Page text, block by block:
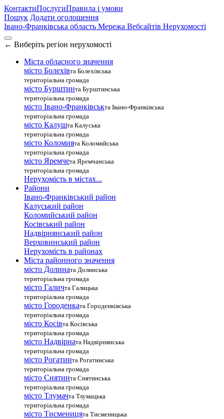
КонтактиПослугиПравила і умови
Пошук Додати оголошення
Івано-Франківська область Мережа Вебсайтів Нерухомості
← Виберіть регіон нерухомості
Міста обласного значення
місто Болехівта Болехівська
територіальна громада
місто Бурштинта Бурштинська
територіальна громада
місто Івано-Франківськта Івано-Франківська
територіальна громада
місто Калушта Калуська
територіальна громада
місто Коломията Коломийська
територіальна громада
місто Яремчета Яремчанська
територіальна громада
Нерухомість в містах...
Райони
Івано-Франківський район
Калуський район
Коломийський район
Косівський район
Надвірнянський район
Верховинський район
Нерухомість в районах
Міста районного значення
місто Долината Долинська
територіальна громада
місто Галичта Галицька
територіальна громада
місто Городенката Городенківська
територіальна громада
місто Косівта Косівська
територіальна громада
місто Надвірната Надвірнянська
територіальна громада
місто Рогатинта Рогатинська
територіальна громада
місто Снятинта Снятинська
територіальна громада
місто Тлумачта Тлумацька
територіальна громада
місто Тисменицята Тисменицька